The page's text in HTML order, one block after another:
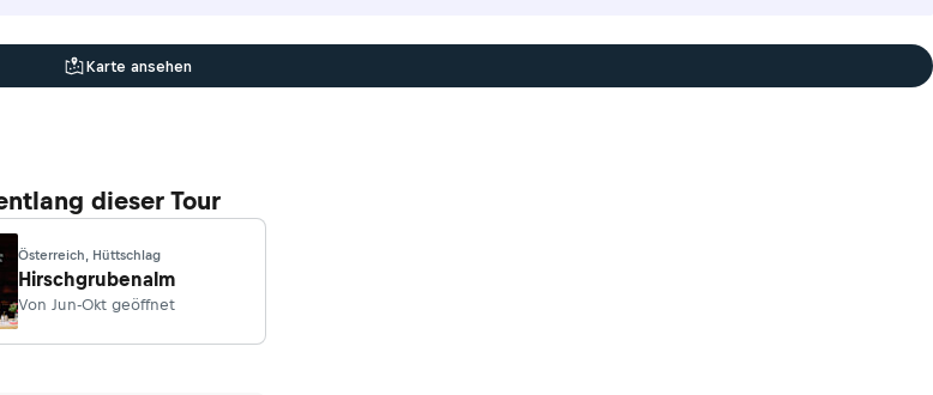
Karte ansehen
dieser Tour
Österreich, Hüttschlag
Hirschgrubenalm
Von Jun-Okt geöffnet